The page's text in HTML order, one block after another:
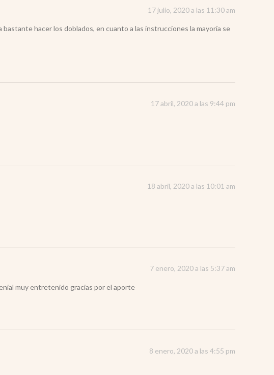
17 julio, 2020 a las 11:30 am
hacer los doblados, en cuanto a las instrucciones la mayoría se
17 abril, 2020 a las 9:44 pm
18 abril, 2020 a las 10:01 am
7 enero, 2020 a las 5:37 am
muy entretenido gracias por el aporte
8 enero, 2020 a las 4:55 pm